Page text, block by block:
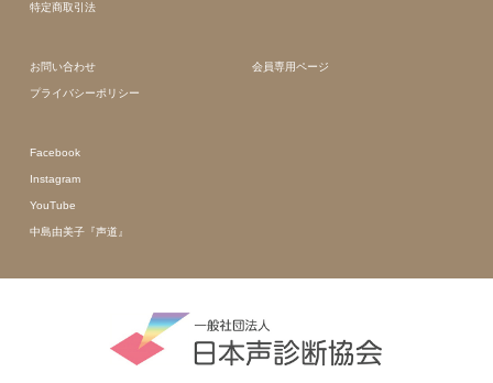
特定商取引法
お問い合わせ
プライバシーポリシー
会員専用ページ
Facebook
Instagram
YouTube
中島由美子『声道』